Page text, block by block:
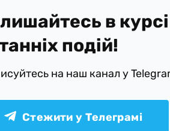
в курсі
подій!
на наш канал у
Стежити у Телеграмі